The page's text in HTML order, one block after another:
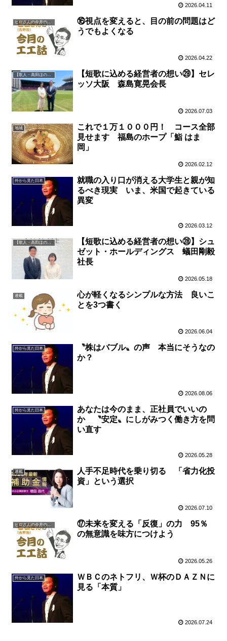
2026.04.11
ヒロさんの今月の一言
⑯視点を変えると、目の前の問題はど
うでもよくなる
2026.04.22
【歌人・高田ほのか】短歌に込める経営者の想い
【短歌に込める経営者の想い㉙】セレ
ッソ大阪 森島寛晃会長
2026.07.03
地域
これで１万１０００円！ コース全部
見せます 福島のホープ「鮨 はま
岡」
2026.02.12
外から見た日本
就職の入り口が消える大学生と親が知
るべき現実 いま、米国で起きている
異変
2026.03.12
【歌人・高田ほのか】短歌に込める経営者の想い
【短歌に込める経営者の想い㉘】シュ
ゼット・ホールディングス 蟻田剛毅
社長
2026.05.18
連載
心が軽くなるシンプルな方法 良いこ
とを3つ書く
2026.06.04
外から見た日本
〝株はバブル〟の声 本当にそうなの
か？
2026.08.06
外から見た日本
あなたは今のまま、正社員でいいの
か 〝安定〟にしがみつく働き方を問
い直す
2026.05.28
連載
人手不足時代を乗り切る 「省力化投
資」という選択
2026.07.10
ヒロさんの今月の一言
⑰未来を変える「反復」の力 95％
の無意識を味方につけよう
2026.05.26
外から見た日本
ＷＢＣのネトフリ、Ｗ杯のＤＡＺＮに
見る「本質」
2026.07.24